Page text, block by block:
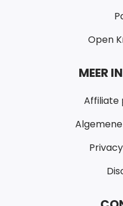
Open
MEER
Affiliate